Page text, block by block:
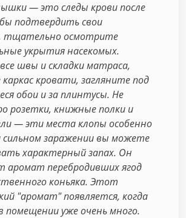
— это следы крови после
подтвердить свои
тщательно осмотрите
укрытия насекомых.
швы и складки матраса,
кровати, загляните под
обои и за плинтусы. Не
розетки, книжные полки и
— эти места клопы особенно
заражении вы можете
характерный запах. Он
аромат перебродивших ягод
коньяка. Этот
"аромат" появляется, когда
помещении уже очень много.